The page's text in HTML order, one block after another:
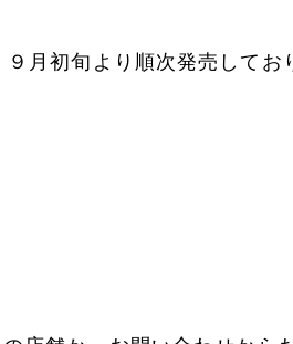
月初旬より順次発売してお